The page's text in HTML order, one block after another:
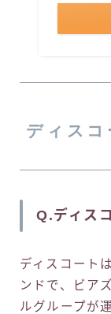
ディス
Q.ディス
ディスコート
ンドで、ビア
ルグループが